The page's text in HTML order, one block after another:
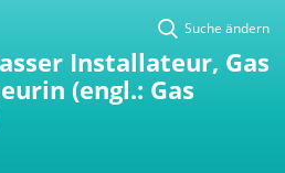
Suche ändern
Installateur, Gas
(engl.: Gas